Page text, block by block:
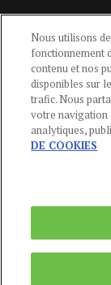
CGU-POLITIQUE
Nous utilisons
fonctionnement
contenu et nos
disponibles sur
trafic. Nous
votre navigation
analytiques,
DE COOKIES